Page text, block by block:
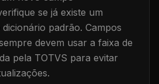
se já existe um
padrão. Campos
devem usar a faixa de
pela TOTVS para evitar